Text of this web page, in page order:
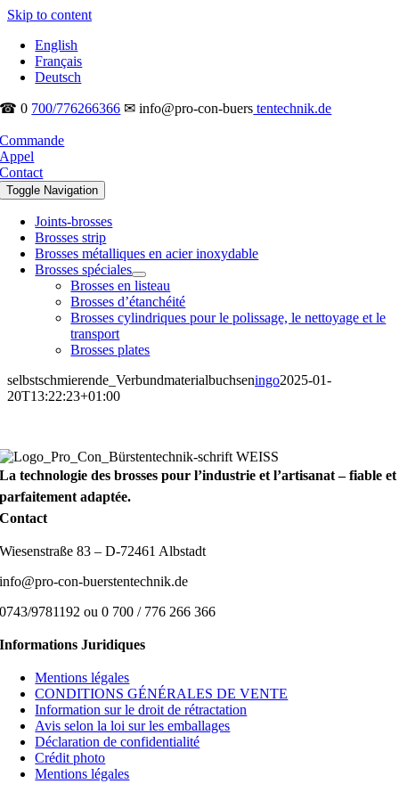
Skip to content
English
Français
Deutsch
☎ 0 700/776266366 ✉ info@pro-con-buers tentechnik.de
Commande
Appel
Contact
Toggle Navigation
Joints-brosses
Brosses strip
Brosses métalliques en acier inoxydable
Brosses spéciales
Brosses en listeau
Brosses d’étanchéité
Brosses cylindriques pour le polissage, le nettoyage et le
transport
Brosses plates
selbstschmierende_Verbundmaterialbuchseningo2025-01-
20T13:22:23+01:00
La technologie des brosses pour l’industrie et l’artisanat – fiable et
parfaitement adaptée.
Contact
Wiesenstraße 83 – D-72461 Albstadt
info@pro-con-buerstentechnik.de
0743/9781192 ou 0 700 / 776 266 366
Informations Juridiques
Mentions légales
CONDITIONS GÉNÉRALES DE VENTE
Information sur le droit de rétractation
Avis selon la loi sur les emballages
Déclaration de confidentialité
Crédit photo
Mentions légales